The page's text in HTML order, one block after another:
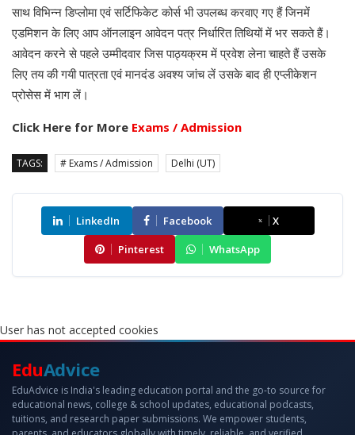
साथ विभिन्न डिप्लोमा एवं सर्टिफिकेट कोर्स भी उपलब्ध करवाए गए हैं जिनमें
एडमिशन के लिए आप ऑनलाइन आवेदन पत्र निर्धारित तिथियों में भर सकते हैं।
आवेदन करने से पहले उम्मीदवार जिस पाठ्यक्रम में प्रवेश लेना चाहते हैं उसके
लिए तय की गयी पात्रता एवं मानदंड अवश्य जांच लें उसके बाद ही एप्लीकेशन
प्रोसेस में भाग लें।
Click Here for More Exams / Admission
TAGS: # Exams / Admission Delhi (UT)
LinkedIn Facebook
X
Pinterest
WhatsApp
User has not accepted cookies
EduAdvice
EduAdvice is India's leading education portal and the go-to source for
educational news, college & school updates, educational podcasts,
tuitions, and research paper submissions. We empower students,